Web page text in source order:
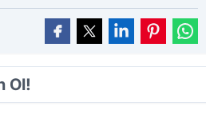
Ol!